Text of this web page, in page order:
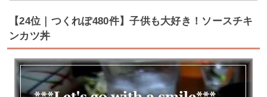
【24位｜つくれぽ480件】子供も大好き！ソースチキ
ンカツ丼